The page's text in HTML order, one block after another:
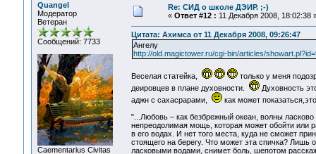
Quangel
Модератор
Ветеран
Сообщений: 7733
Сaementarius Civitas
Re: СИД о школе ДЭИР. ;-)
« Ответ #12 : 11 Декабря 2008, 18:02:38
Цитата: Ахимса от 11 Декабря 2008, 09:26:47
Ангелу
http://old.magictower.ru/cgi-bin/articles/
Веселая статейка,
только у меня
деировцев в плане духовности.
Духовность
аджн с сахасрарами,
как может
"...Любовь – как безбрежный океан, волны
непреодолимая мощь, которая может обойти или
в его водах. И нет того места, куда не сможет
стоящего на берегу. Что может эта спичка?
ласковыми водами, снимет боль, шепотом